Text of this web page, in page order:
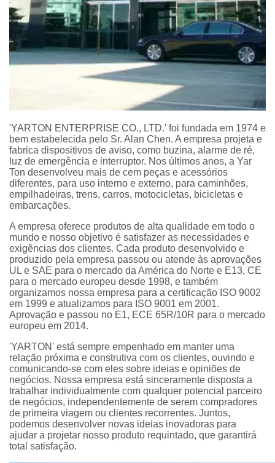
'YARTON ENTERPRISE CO., LTD.' foi fundada em 1974 e
bem estabelecida pelo Sr. Alan Chen. A empresa projeta e
fabrica dispositivos de aviso, como buzina, alarme de ré,
luz de emergência e interruptor. Nos últimos anos, a Yar
Ton desenvolveu mais de cem peças e acessórios
diferentes, para uso interno e externo, para caminhões,
empilhadeiras, trens, carros, motocicletas, bicicletas e
embarcações.
A empresa oferece produtos de alta qualidade em todo o
mundo e nosso objetivo é satisfazer as necessidades e
exigências dos clientes. Cada produto desenvolvido e
produzido pela empresa passou ou atende às aprovações
UL e SAE para o mercado da América do Norte e E13, CE
para o mercado europeu desde 1998, e também
organizamos nossa empresa para a certificação ISO 9002
em 1999 e atualizamos para ISO 9001 em 2001.
Aprovação e passou no E1, ECE 65R/10R para o mercado
europeu em 2014.
'YARTON' está sempre empenhado em manter uma
relação próxima e construtiva com os clientes, ouvindo e
comunicando-se com eles sobre ideias e opiniões de
negócios. Nossa empresa está sinceramente disposta a
trabalhar individualmente com qualquer potencial parceiro
de negócios, independentemente de serem compradores
de primeira viagem ou clientes recorrentes. Juntos,
podemos desenvolver novas ideias inovadoras para
ajudar a projetar nosso produto requintado, que garantirá
total satisfação.